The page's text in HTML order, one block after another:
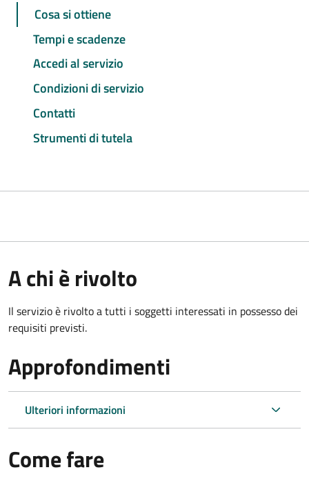
Cosa si ottiene
Tempi e scadenze
Accedi al servizio
Condizioni di servizio
Contatti
Strumenti di tutela
A chi è rivolto
Il servizio è rivolto a tutti i soggetti interessati in possesso dei
requisiti previsti.
Approfondimenti
Ulteriori informazioni
Come fare